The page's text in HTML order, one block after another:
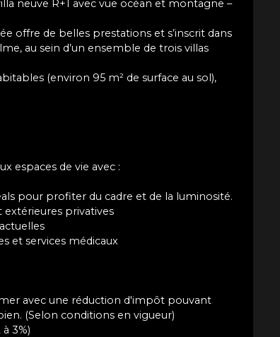
neuve R+1 avec vue océan et montagne –
offre de belles prestations et s’inscrit dans
au sein d’un ensemble de trois villas
(environ 95 m² de surface au sol),
espaces de vie avec :
pour profiter du cadre et de la luminosité.
privatives
et services médicaux
avec une réduction d'impôt pouvant
(Selon conditions en vigueur)
3%)